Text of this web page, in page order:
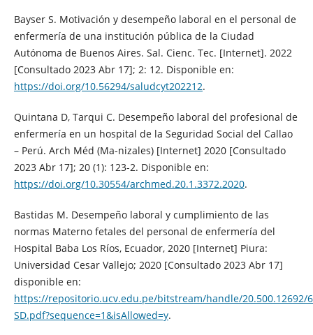
Bayser S. Motivación y desempeño laboral en el personal de
enfermería de una institución pública de la Ciudad
Autónoma de Buenos Aires. Sal. Cienc. Tec. [Internet]. 2022
[Consultado 2023 Abr 17]; 2: 12. Disponible en:
https://doi.org/10.56294/saludcyt202212.
Quintana D, Tarqui C. Desempeño laboral del profesional de
enfermería en un hospital de la Seguridad Social del Callao
– Perú. Arch Méd (Ma-nizales) [Internet] 2020 [Consultado
2023 Abr 17]; 20 (1): 123-2. Disponible en:
https://doi.org/10.30554/archmed.20.1.3372.2020.
Bastidas M. Desempeño laboral y cumplimiento de las
normas Materno fetales del personal de enfermería del
Hospital Baba Los Ríos, Ecuador, 2020 [Internet] Piura:
Universidad Cesar Vallejo; 2020 [Consultado 2023 Abr 17]
disponible en:
https://repositorio.ucv.edu.pe/bitstream/handle/20.500.12692/
SD.pdf?sequence=1&isAllowed=y.